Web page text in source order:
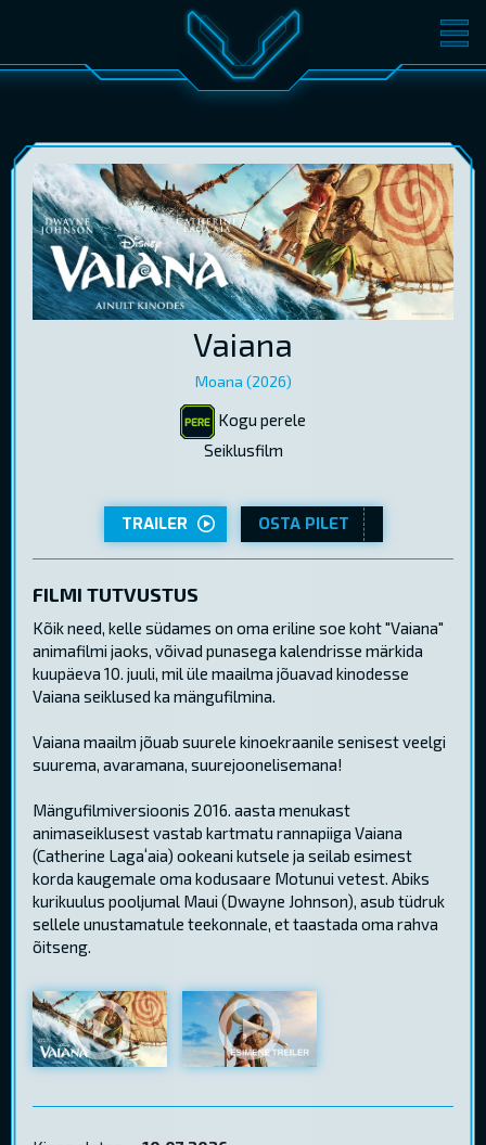
FILMID PILETID
KONVERENTS V-KLUBI
KINKEKAARDID
Vaiana
Moana (2026)
Kogu perele
Seiklusfilm
TRAILER OSTA PILET
FILMI TUTVUSTUS
Kõik need, kelle südames on oma eriline soe koht "Vaiana"
animafilmi jaoks, võivad punasega kalendrisse märkida
kuupäeva 10. juuli, mil üle maailma jõuavad kinodesse
Vaiana seiklused ka mängufilmina.
Vaiana maailm jõuab suurele kinoekraanile senisest veelgi
suurema, avaramana, suurejoonelisemana!
Mängufilmiversioonis 2016. aasta menukast
animaseiklusest vastab kartmatu rannapiiga Vaiana
(Catherine Lagaʻaia) ookeani kutsele ja seilab esimest
korda kaugemale oma kodusaare Motunui vetest. Abiks
kurikuulus pooljumal Maui (Dwayne Johnson), asub tüdruk
sellele unustamatule teekonnale, et taastada oma rahva
õitseng.